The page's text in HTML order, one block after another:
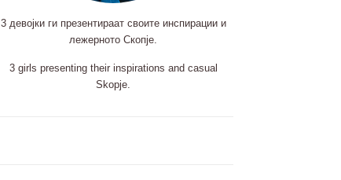
3 девојки ги презентираат своите инспирации и
лежерното Скопје.
3 girls presenting their inspirations and casual
Skopje.